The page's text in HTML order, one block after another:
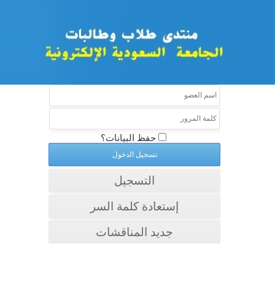
حفظ البيانات؟
التسجيل
إستعادة كلمة السر
جديد المناقشات